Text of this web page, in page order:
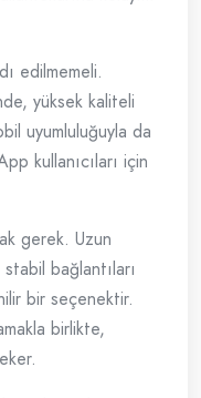
edilmemeli.
yüksek kaliteli
uyumluluğuyla da
kullanıcıları için
gerek. Uzun
stabil bağlantıları
bir seçenektir.
birlikte,